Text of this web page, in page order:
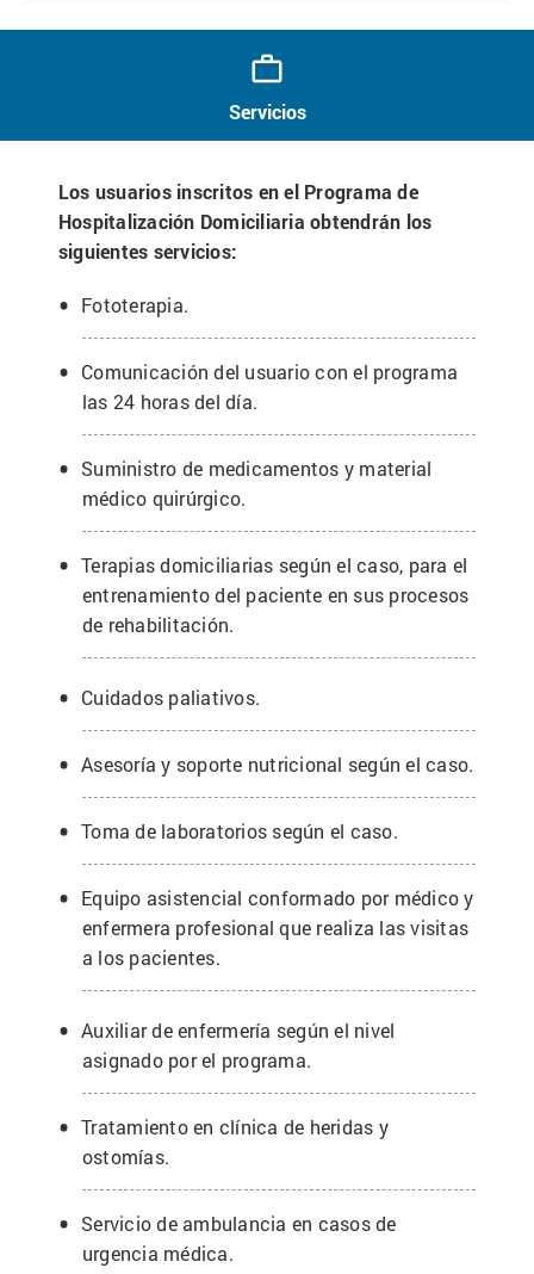
work_outline
Servicios
Los usuarios inscritos en el Programa de
Hospitalización Domiciliaria obtendrán los
siguientes servicios:
Fototerapia.
Comunicación del usuario con el programa
las 24 horas del día.
Suministro de medicamentos y material
médico quirúrgico.
Terapias domiciliarias según el caso, para el
entrenamiento del paciente en sus procesos
de rehabilitación.
Cuidados paliativos.
Asesoría y soporte nutricional según el caso.
Toma de laboratorios según el caso.
Equipo asistencial conformado por médico y
enfermera profesional que realiza las visitas
a los pacientes.
Auxiliar de enfermería según el nivel
asignado por el programa.
Tratamiento en clínica de heridas y
ostomías.
Servicio de ambulancia en casos de
urgencia médica.